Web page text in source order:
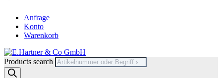
Anfrage
Konto
Warenkorb
Products search